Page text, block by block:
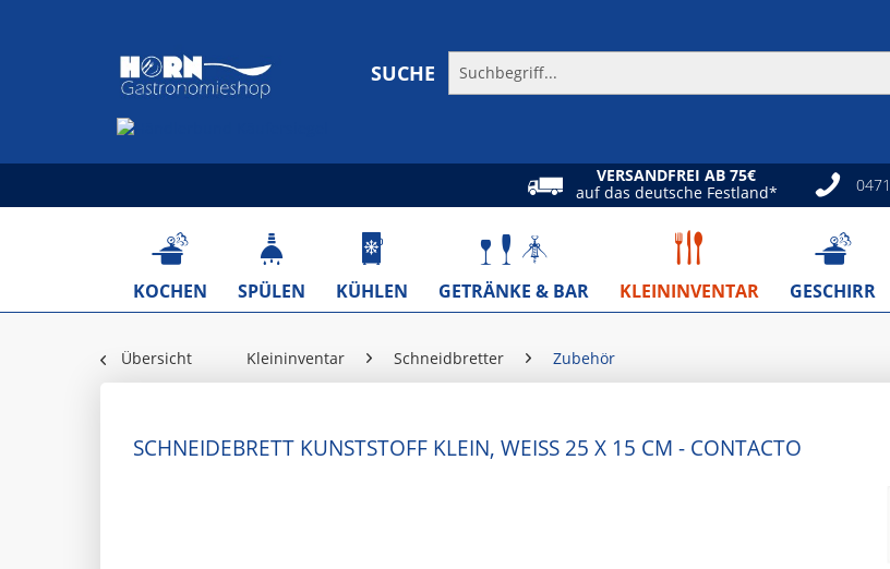
SUCHE
VERSANDFREI AB 75€
auf das deutsche Festland*
KOCHEN SPÜLEN KÜHLEN GETRÄNKE & BAR KLEININVENTAR GESCHIRR
Übersicht Kleininventar Schneidbretter Zubehör
SCHNEIDEBRETT KUNSTSTOFF KLEIN, WEISS 25 X 15 CM - CONTACTO